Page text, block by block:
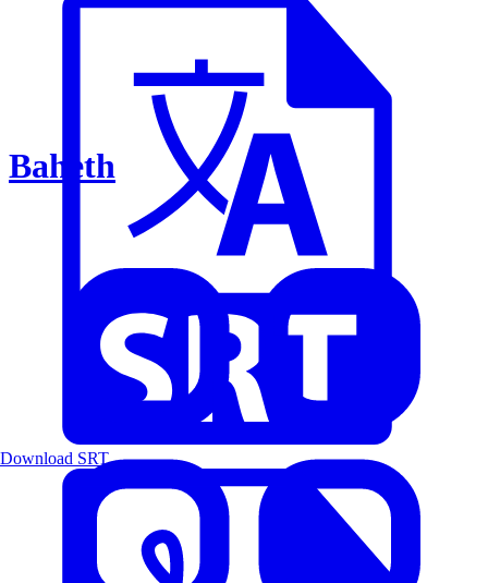
Baheth
Download SRT